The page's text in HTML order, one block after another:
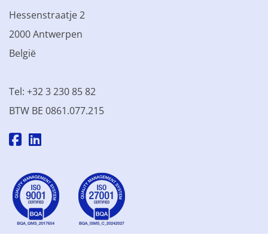
Hessenstraatje 2
2000 Antwerpen
België
Tel: +32 3 230 85 82
BTW BE 0861.077.215